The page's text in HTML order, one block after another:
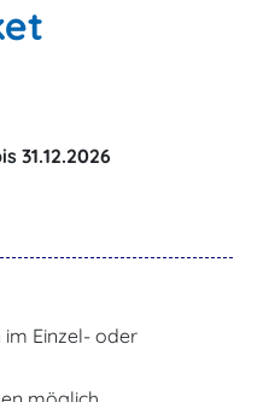
31.12.2026
Einzel- oder